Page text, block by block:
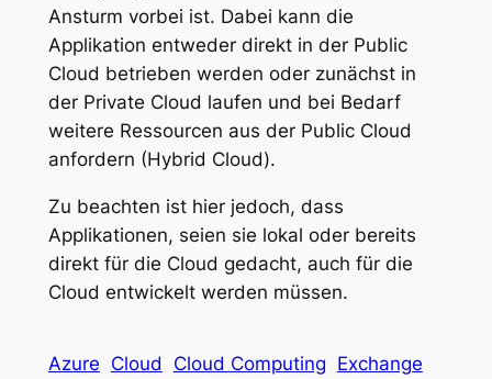
Ansturm vorbei ist. Dabei kann die
Applikation entweder direkt in der Public
Cloud betrieben werden oder zunächst in
der Private Cloud laufen und bei Bedarf
weitere Ressourcen aus der Public Cloud
anfordern (Hybrid Cloud).
Zu beachten ist hier jedoch, dass
Applikationen, seien sie lokal oder bereits
direkt für die Cloud gedacht, auch für die
Cloud entwickelt werden müssen.
Azure Cloud Cloud Computing Exchange